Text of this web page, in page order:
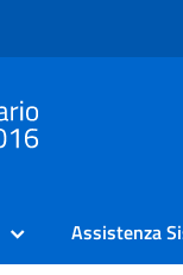
Assistenza